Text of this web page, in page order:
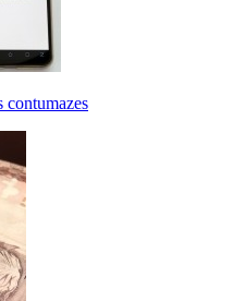
contumazes